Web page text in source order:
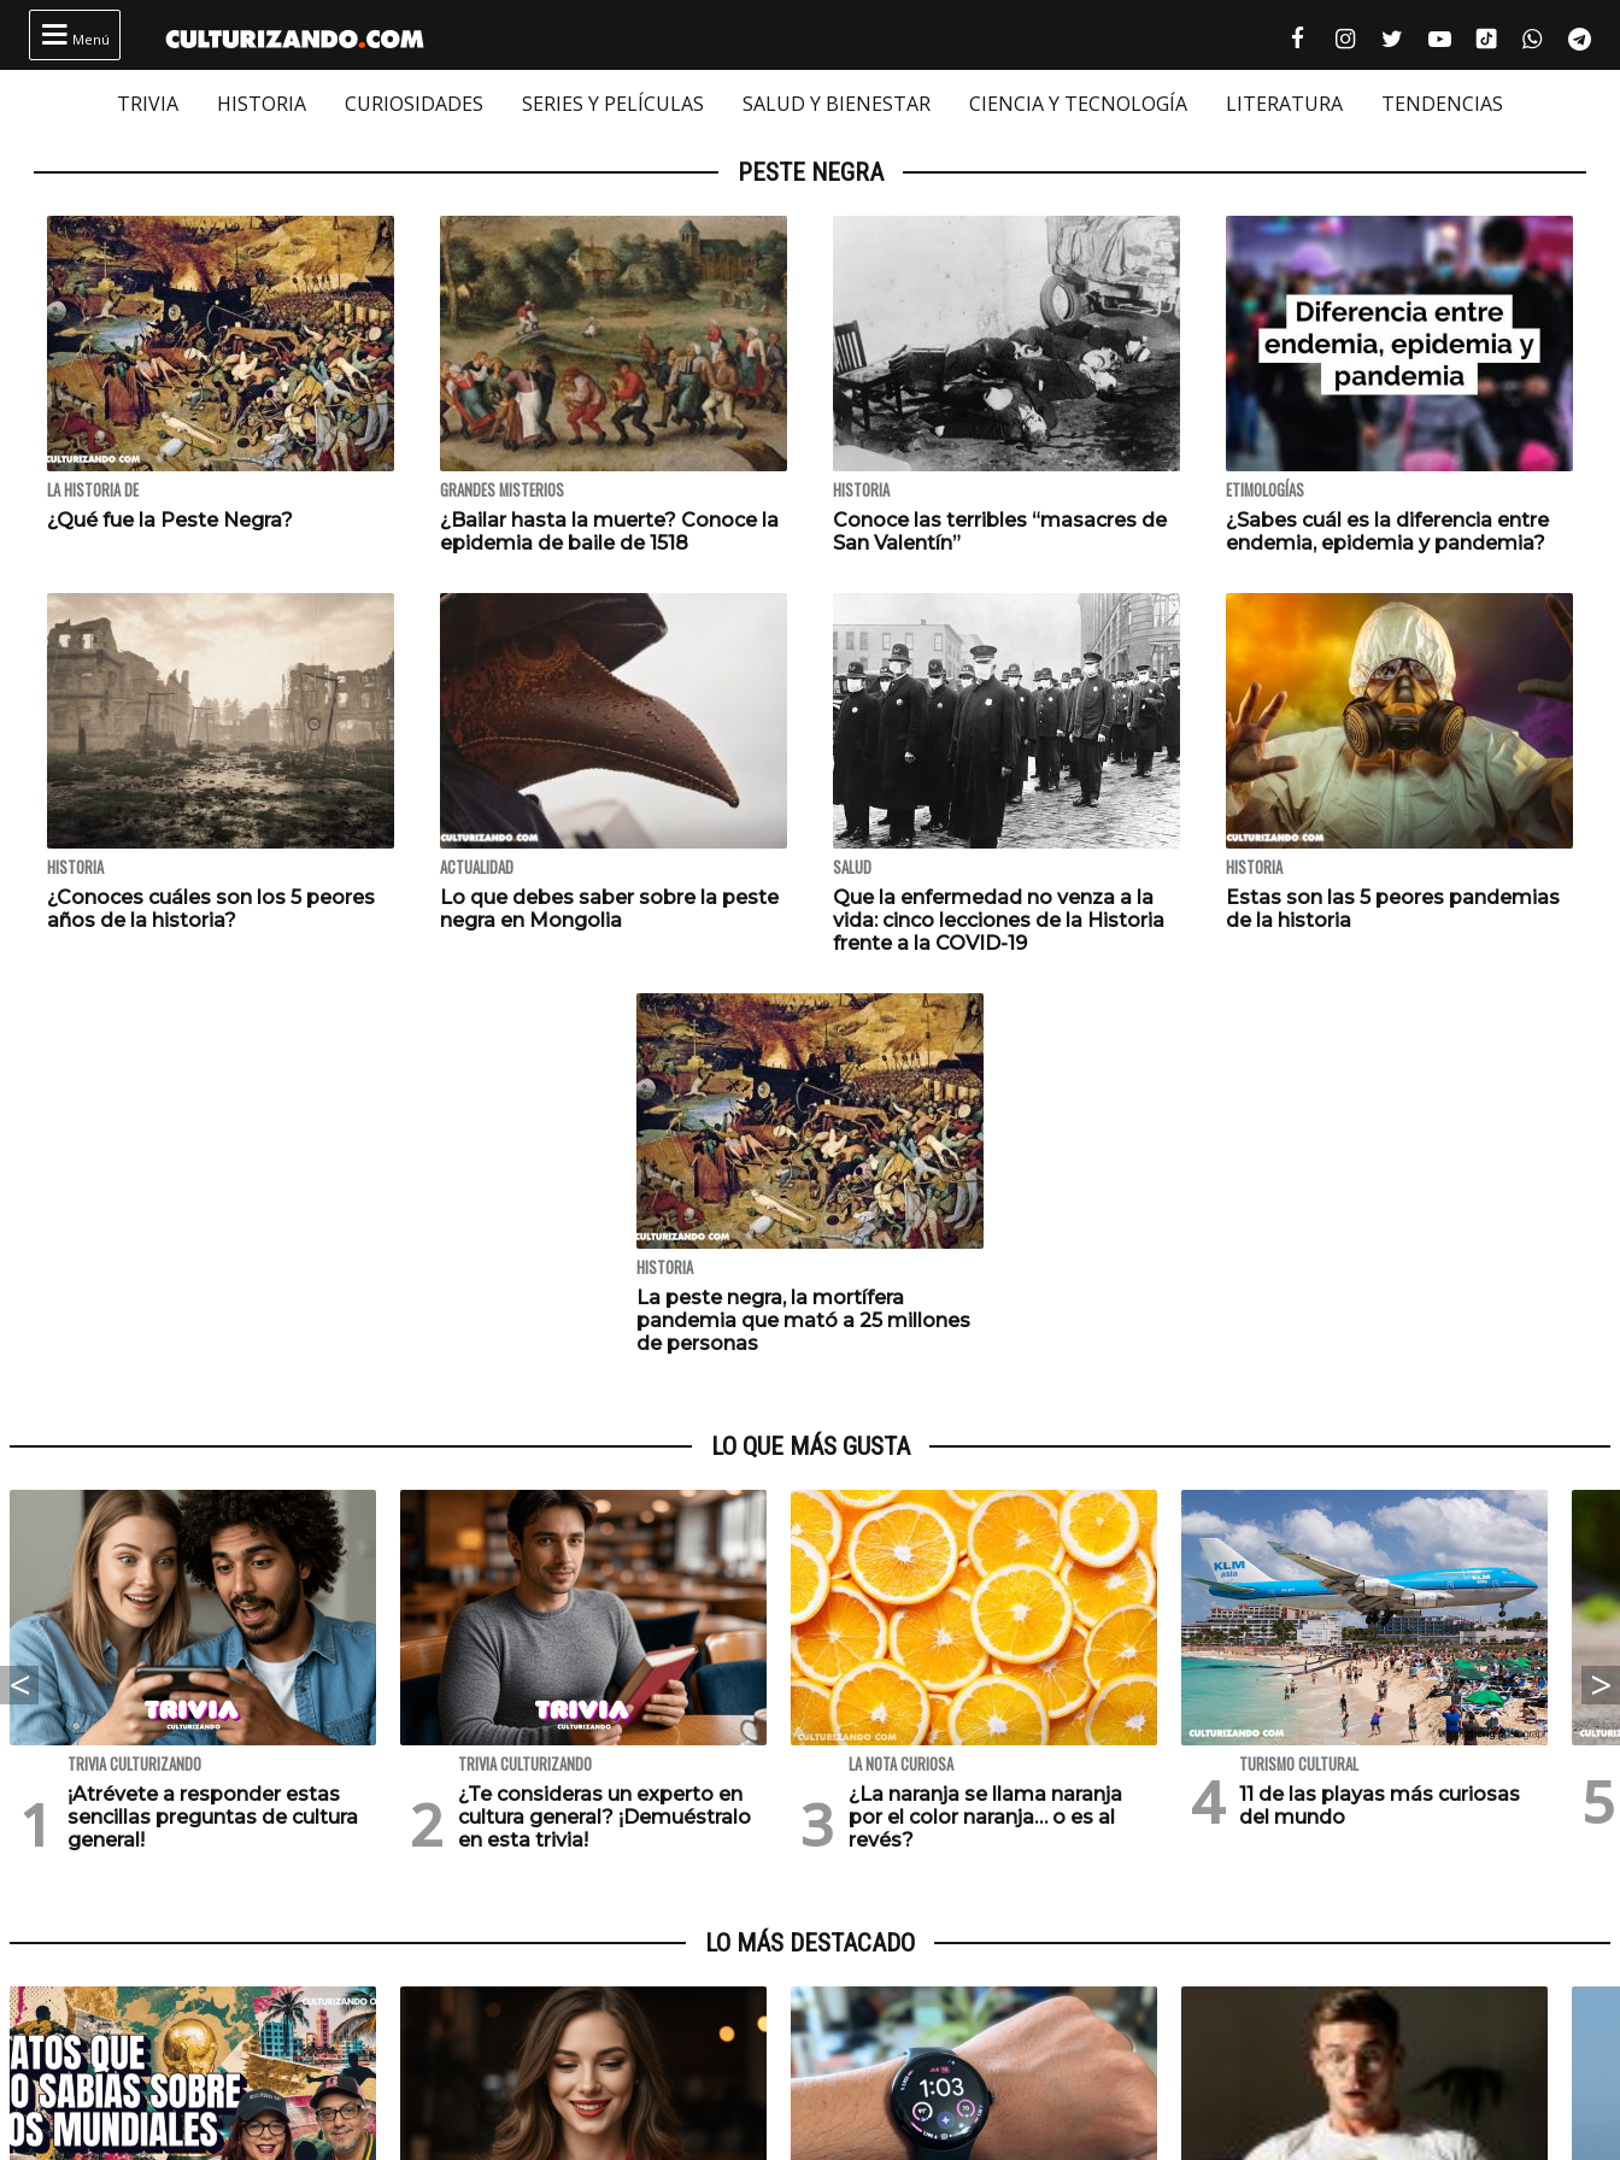
 Menú  Facebook culturizando.com |
 Instagram
 Twitter
 Youtube
Tiktok
 
TRIVIA HISTORIA CURIOSIDADES SERIES Y PELÍCULAS SALUD Y BIENESTAR CIENCIA Y TECNOLOGÍA LITERATURA TENDENCIAS
PESTE NEGRA
LA HISTORIA DE
¿Qué fue la Peste Negra?
GRANDES MISTERIOS
¿Bailar hasta la muerte? Conoce la
epidemia de baile de 1518
HISTORIA
Conoce las terribles “masacres de
San Valentín”
ETIMOLOGÍAS
¿Sabes cuál es la diferencia entre
endemia, epidemia y pandemia?
HISTORIA
¿Conoces cuáles son los 5 peores
años de la historia?
ACTUALIDAD
Lo que debes saber sobre la peste
negra en Mongolia
SALUD
Que la enfermedad no venza a la
vida: cinco lecciones de la Historia
frente a la COVID-19
HISTORIA
Estas son las 5 peores pandemias
de la historia
HISTORIA
La peste negra, la mortífera
pandemia que mató a 25 millones
de personas
LO QUE MÁS GUSTA
TRIVIA CULTURIZANDO
¡Atrévete a responder estas
sencillas preguntas de cultura
general!
TRIVIA CULTURIZANDO
¿Te consideras un experto en
cultura general? ¡Demuéstralo
en esta trivia!
LA NOTA CURIOSA
¿La naranja se llama naranja
por el color naranja… o es al
revés?
TURISMO CULTURAL
11 de las playas más curiosas
del mundo
LO MÁS DESTACADO